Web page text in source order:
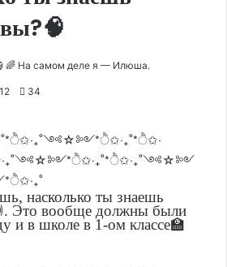
На самом деле я — Илюша.
12 34
насколько ты знаешь
Это вообще должны были
и в школе в 1-ом классе🏫